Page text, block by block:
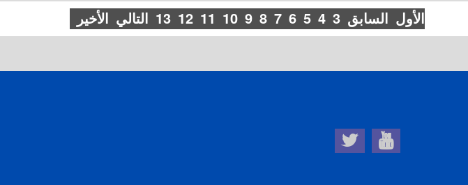
الأول السابق 3
4
5
6
7
8
9
10
11
12
13 التالي الأخير